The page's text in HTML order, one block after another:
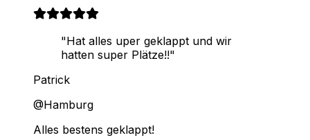
"Hat alles uper geklappt und wir
hatten super Plätze!!"
Patrick
@Hamburg
Alles bestens geklappt!